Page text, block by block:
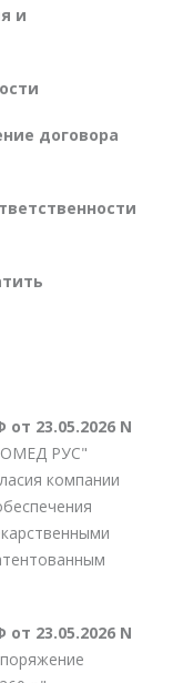
и
договора
23.05.2026 N
РУС"
компании
23.05.2026 N